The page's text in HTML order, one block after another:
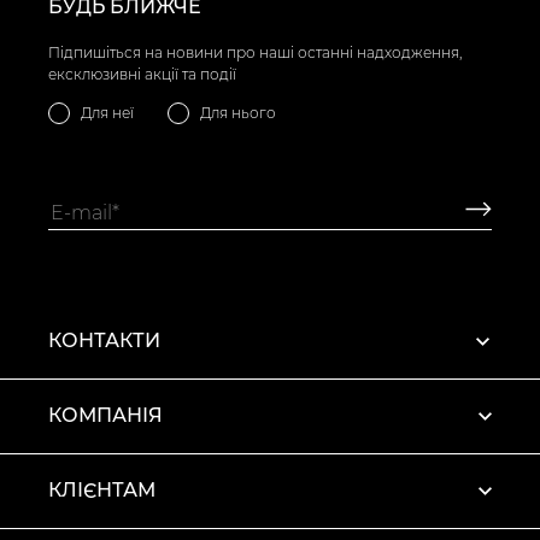
БУДЬ БЛИЖЧЕ
Підпишіться на новини про наші останні надходження,
ексклюзивні акції та події
Для неї Для нього
КОНТАКТИ
КОМПАНІЯ
КЛІЄНТАМ